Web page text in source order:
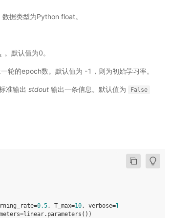
数据类型为Python float。
。默认值为0。
轮的epoch数。默认值为 -1，则为初始学习率。
准输出stdout 输出一条信息。默认值为 False
=0.5, T_max=10, verbose=True
=linear. parameters ())